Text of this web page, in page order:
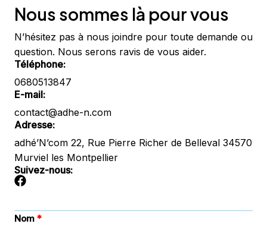
Nous sommes là pour vous
N’hésitez pas à nous joindre pour toute demande ou
question. Nous serons ravis de vous aider.
Téléphone:
0680513847
E-mail:
contact@adhe-n.com
Adresse:
adhé’N’com 22, Rue Pierre Richer de Belleval 34570
Murviel les Montpellier
Suivez-nous:
Nom